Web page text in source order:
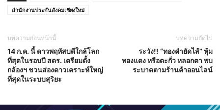
สำนักงานประกันสังคมเชียงใหม่
บทความก่อนหน้านี้
14 ก.ค. นี้ ดาวพฤหัสบดีใกล้โลก
ที่สุดในรอบปี สดร. เตรียมตั้ง
กล้องฯ ชวนส่องดาวเคราะห์ใหญ่
ที่สุดในระบบสุริยะ
บทความถัดไป
ระวัง!! “ทองคำยัดไส้” หุ้ม
ทองแดง หรือตะกั่ว หลอกตา พบ
ระบาดตามร้านค้าออนไลน์